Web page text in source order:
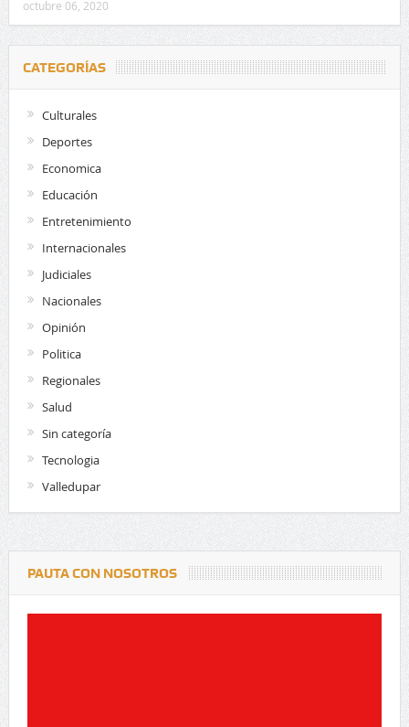
octubre 06, 2020
CATEGORÍAS
Culturales
Deportes
Economica
Educación
Entretenimiento
Internacionales
Judiciales
Nacionales
Opinión
Politica
Regionales
Salud
Sin categoría
Tecnologia
Valledupar
PAUTA CON NOSOTROS